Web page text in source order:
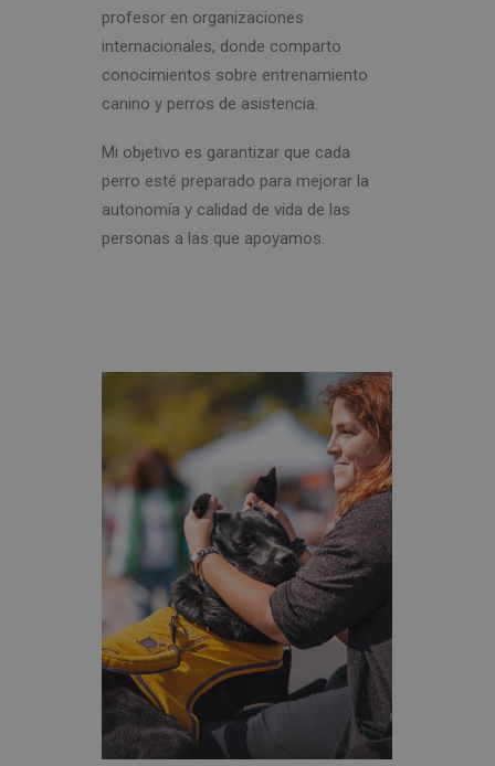
profesor en organizaciones
internacionales, donde comparto
conocimientos sobre entrenamiento
canino y perros de asistencia.
Mi objetivo es garantizar que cada
perro esté preparado para mejorar la
autonomía y calidad de vida de las
personas a las que apoyamos.